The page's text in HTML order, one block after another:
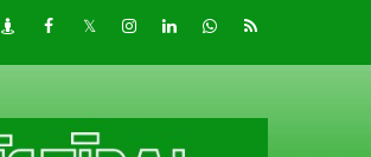
DraugiemFacebook
TwitterInstagram
LinkedInwhatsapp
RSS